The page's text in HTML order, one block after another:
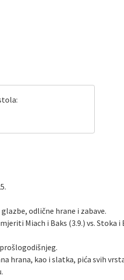
odlične hrane i zabave.
Miach i Baks (3.9.) vs. Stoka i
hrana, kao i slatka, pića svih